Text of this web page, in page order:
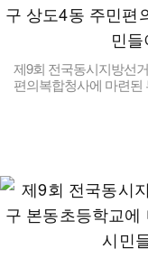
제9회 전국동시지방선
편의복합청사에 마련된